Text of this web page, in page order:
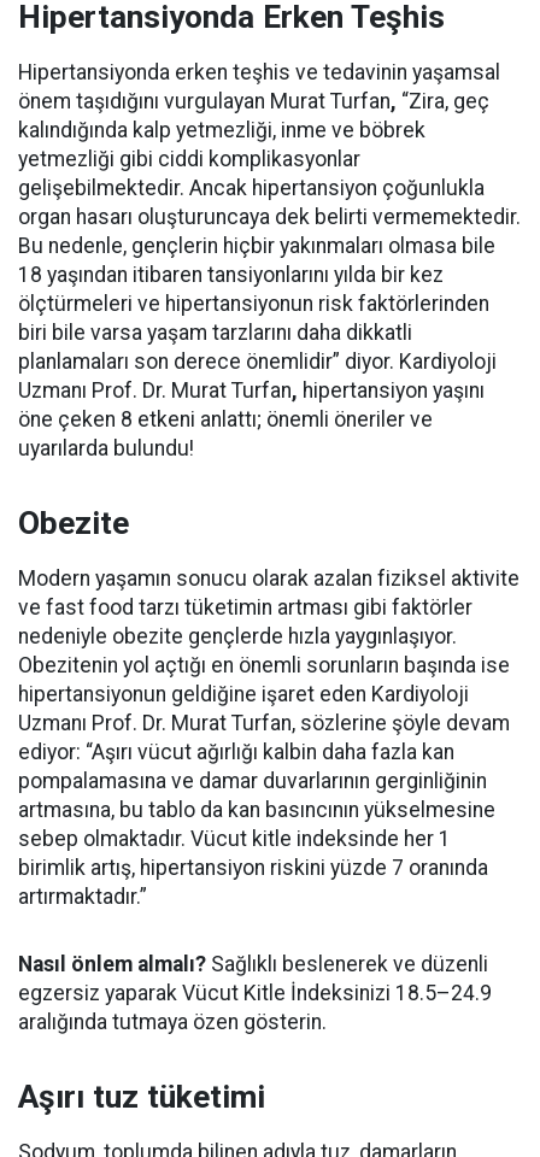
Hipertansiyonda Erken Teşhis
Hipertansiyonda erken teşhis ve tedavinin yaşamsal
önem taşıdığını vurgulayan Murat Turfan, “Zira, geç
kalındığında kalp yetmezliği, inme ve böbrek
yetmezliği gibi ciddi komplikasyonlar
gelişebilmektedir. Ancak hipertansiyon çoğunlukla
organ hasarı oluşturuncaya dek belirti vermemektedir.
Bu nedenle, gençlerin hiçbir yakınmaları olmasa bile
18 yaşından itibaren tansiyonlarını yılda bir kez
ölçtürmeleri ve hipertansiyonun risk faktörlerinden
biri bile varsa yaşam tarzlarını daha dikkatli
planlamaları son derece önemlidir” diyor. Kardiyoloji
Uzmanı Prof. Dr. Murat Turfan, hipertansiyon yaşını
öne çeken 8 etkeni anlattı; önemli öneriler ve
uyarılarda bulundu!
Obezite
Modern yaşamın sonucu olarak azalan fiziksel aktivite
ve fast food tarzı tüketimin artması gibi faktörler
nedeniyle obezite gençlerde hızla yaygınlaşıyor.
Obezitenin yol açtığı en önemli sorunların başında ise
hipertansiyonun geldiğine işaret eden Kardiyoloji
Uzmanı Prof. Dr. Murat Turfan, sözlerine şöyle devam
ediyor: “Aşırı vücut ağırlığı kalbin daha fazla kan
pompalamasına ve damar duvarlarının gerginliğinin
artmasına, bu tablo da kan basıncının yükselmesine
sebep olmaktadır. Vücut kitle indeksinde her 1
birimlik artış, hipertansiyon riskini yüzde 7 oranında
artırmaktadır.”
Nasıl önlem almalı? Sağlıklı beslenerek ve düzenli
egzersiz yaparak Vücut Kitle İndeksinizi 18.5–24.9
aralığında tutmaya özen gösterin.
Aşırı tuz tüketimi
Sodyum, toplumda bilinen adıyla tuz, damarların